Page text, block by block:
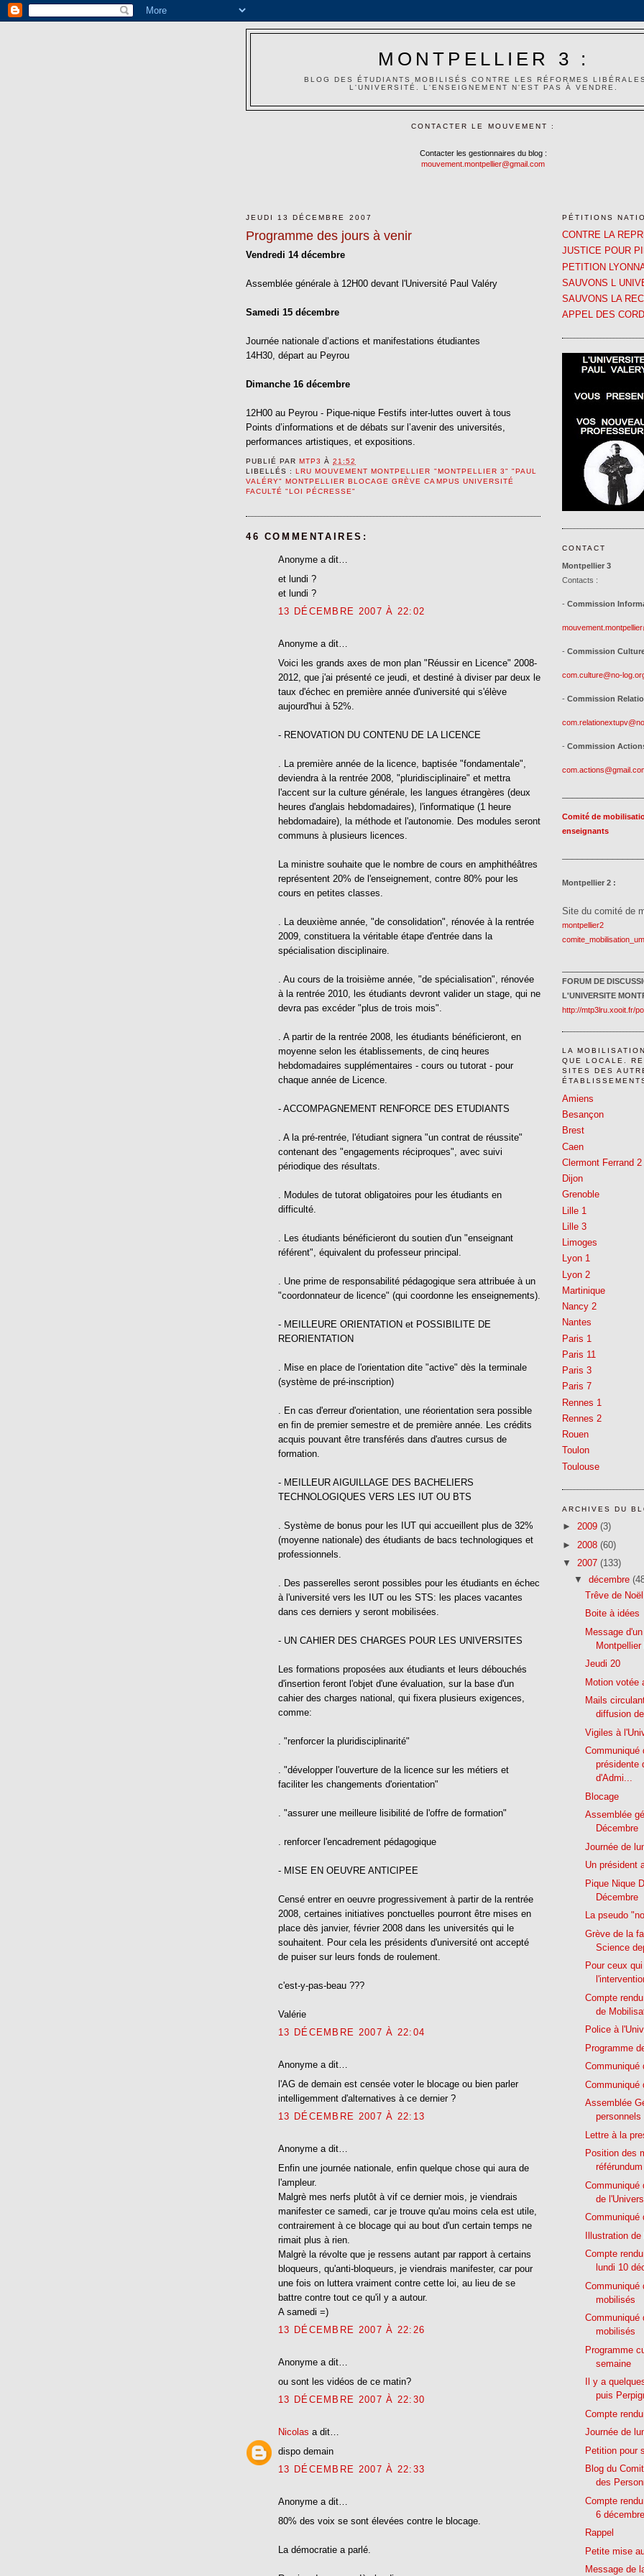
MONTPELLIER 3 :
BLOG DES ÉTUDIANTS MOBILISÉS CONTRE LES RÉFORMES
L'UNIVERSITÉ. L'ENSEIGNEMENT N'EST PAS À VENDRE.
CONTACTER LE MOUVEMENT :
Contacter les gestionnaires du blog :
mouvement.montpellier@gmail.com
JEUDI 13 DÉCEMBRE 2007
Programme des jours à venir
Vendredi 14 décembre
Assemblée générale à 12H00 devant l'Université Paul Valéry
Samedi 15 décembre
Journée nationale d’actions et manifestations étudiantes
14H30, départ au Peyrou
Dimanche 16 décembre
12H00 au Peyrou - Pique-nique Festifs inter-luttes ouvert à tous
Points d’informations et de débats sur l’avenir des universités,
performances artistiques, et expositions.
PUBLIÉ PARMTP3 À21:52
LIBELLÉS :LRU MOUVEMENT MONTPELLIER "MONTPELLIER 3" "PAUL
VALÉRY" MONTPELLIER BLOCAGE GRÈVE CAMPUS UNIVERSITÉ
FACULTÉ "LOI PÉCRESSE"
46 COMMENTAIRES:
Anonyme a dit…
et lundi ?
et lundi ?
13 DÉCEMBRE 2007 À 22:02
Anonyme a dit…
Voici les grands axes de mon plan "Réussir en Licence" 2008-
2012, que j'ai présenté ce jeudi, et destiné à diviser par deux le
taux d'échec en première année d'université qui s'élève
aujourd'hui à 52%.
- RENOVATION DU CONTENU DE LA LICENCE
. La première année de la licence, baptisée "fondamentale",
deviendra à la rentrée 2008, "pluridisciplinaire" et mettra
l'accent sur la culture générale, les langues étrangères (deux
heures d'anglais hebdomadaires), l'informatique (1 heure
hebdomadaire), la méthode et l'autonomie. Des modules seront
communs à plusieurs licences.
La ministre souhaite que le nombre de cours en amphithéâtres
représentent 20% de l'enseignement, contre 80% pour les
cours en petites classes.
. La deuxième année, "de consolidation", rénovée à la rentrée
2009, constituera la véritable étape d'entrée dans la
spécialisation disciplinaire.
. Au cours de la troisième année, "de spécialisation", rénovée
à la rentrée 2010, les étudiants devront valider un stage, qui ne
devra pas excéder "plus de trois mois".
. A partir de la rentrée 2008, les étudiants bénéficieront, en
moyenne selon les établissements, de cinq heures
hebdomadaires supplémentaires - cours ou tutorat - pour
chaque année de Licence.
- ACCOMPAGNEMENT RENFORCE DES ETUDIANTS
. A la pré-rentrée, l'étudiant signera "un contrat de réussite"
contenant des "engagements réciproques", avec suivi
périodique des résultats.
. Modules de tutorat obligatoires pour les étudiants en
difficulté.
. Les étudiants bénéficieront du soutien d'un "enseignant
référent", équivalent du professeur principal.
. Une prime de responsabilité pédagogique sera attribuée à un
"coordonnateur de licence" (qui coordonne les enseignements).
- MEILLEURE ORIENTATION et POSSIBILITE DE
REORIENTATION
. Mise en place de l'orientation dite "active" dès la terminale
(système de pré-inscription)
. En cas d'erreur d'orientation, une réorientation sera possible
en fin de premier semestre et de première année. Les crédits
acquis pouvant être transférés dans d'autres cursus de
formation.
- MEILLEUR AIGUILLAGE DES BACHELIERS
TECHNOLOGIQUES VERS LES IUT OU BTS
. Système de bonus pour les IUT qui accueillent plus de 32%
(moyenne nationale) des étudiants de bacs technologiques et
professionnels.
. Des passerelles seront possibles pour les étudiants en échec
à l'université vers les IUT ou les STS: les places vacantes
dans ces derniers y seront mobilisées.
- UN CAHIER DES CHARGES POUR LES UNIVERSITES
Les formations proposées aux étudiants et leurs débouchés
d'insertion feront l'objet d'une évaluation, sur la base d'un
cahier des charges national, qui fixera plusieurs exigences,
comme:
. "renforcer la pluridisciplinarité"
. "développer l'ouverture de la licence sur les métiers et
faciliter les changements d'orientation"
. "assurer une meilleure lisibilité de l'offre de formation"
. renforcer l'encadrement pédagogique
- MISE EN OEUVRE ANTICIPEE
Censé entrer en oeuvre progressivement à partir de la rentrée
2008, certaines initiatives ponctuelles pourront être mises en
place dès janvier, février 2008 dans les universités qui le
souhaitent. Pour cela les présidents d'université ont accepté
de puiser sur leurs fonds de roulement.
c'est-y-pas-beau ???
Valérie
13 DÉCEMBRE 2007 À 22:04
Anonyme a dit…
l'AG de demain est censée voter le blocage ou bien parler
intelligemment d'alternatives à ce dernier ?
13 DÉCEMBRE 2007 À 22:13
Anonyme a dit…
Enfin une journée nationale, enfin quelque chose qui aura de
l'ampleur.
Malgrè mes nerfs plutôt à vif ce dernier mois, je viendrais
manifester ce samedi, car je trouve qu'au moins cela est utile,
contrairement à ce blocage qui au bout d'un certain temps ne
rimait plus à rien.
Malgrè la révolte que je ressens autant par rapport à certains
bloqueurs, qu'anti-bloqueurs, je viendrais manifester, car pour
une fois on luttera vraiment contre cette loi, au lieu de se
battre contre tout ce qu'il y a autour.
A samedi =)
13 DÉCEMBRE 2007 À 22:26
Anonyme a dit…
ou sont les vidéos de ce matin?
13 DÉCEMBRE 2007 À 22:30
Nicolas a dit…
dispo demain
13 DÉCEMBRE 2007 À 22:33
Anonyme a dit…
80% des voix se sont élevées contre le blocage.
La démocratie a parlé.
PÉTITIONS
CONTRE LA
JUSTICE POUR
PETITION
SAUVONS L
SAUVONS LA
APPEL DES
CONTACT
Montpellier 3
Contacts :
- Commission
- Commission
com.culture@no-
- Commission
- Commission
Comité de
enseignants
Montpellier 2 :
Site du comité de
montpellier2
FORUM DE
L'UNIVERSITE
http://mtp3lru.xooit.fr/
LA
QUE LOCALE.
SITES DES
Amiens
Besançon
Brest
Caen
Clermont Ferrand 2
Dijon
Grenoble
Lille 1
Lille 3
Limoges
Lyon 1
Lyon 2
Martinique
Nancy 2
Nantes
Paris 1
Paris 11
Paris 3
Paris 7
Rennes 1
Rennes 2
Rouen
Toulon
Toulouse
ARCHIVES DU
► 2009 (3)
► 2008 (60)
▼ 2007 (133)
▼ décembre
Trêve de Noël
Boite à idées
Message
Montpellier
Jeudi 20
Motion votée
Mails
diffusion
Vigiles à
Communiqué
présidente
d'Admi...
Blocage
Assemblée
Décembre
Journée de
Un président
Pique Nique
Décembre
La pseudo
Grève de la
Science
Pour ceux
Compte
de
Police à
Programme
Communiqué
Communiqué
Assemblée
personnels
Lettre à la
Position des
référundum
Communiqué
de
Communiqué
Illustration
Compte
lundi 10
Communiqué
mobilisés
Communiqué
mobilisés
Programme
semaine
Il y a
puis
Compte
Journée de
Petition pour
Blog du
des
Compte
6 décembre
Rappel
Petite mise
Message de